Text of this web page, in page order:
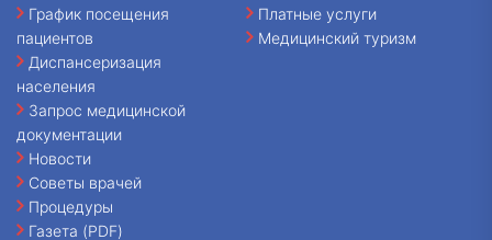
График посещения
пациентов
Диспансеризация
населения
Запрос медицинской
документации
Новости
Советы врачей
Процедуры
Газета (PDF)
Платные услуги
Медицинский туризм